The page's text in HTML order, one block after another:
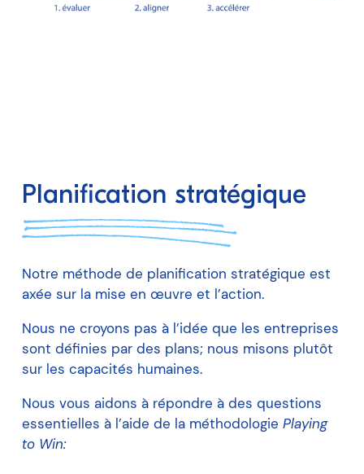
Planification stratégique
Notre méthode de planification stratégique est
axée sur la mise en œuvre et l’action.
Nous ne croyons pas à l’idée que les entreprises
sont définies par des plans; nous misons plutôt
sur les capacités humaines.
Nous vous aidons à répondre à des questions
essentielles à l’aide de la méthodologie Playing
to Win: